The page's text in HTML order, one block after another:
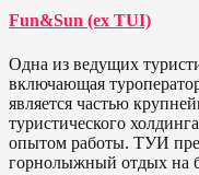
Fun&Sun (ex TUI)
Одна из ведущих
включающая
является частью
туристического
опытом работы. ТУИ
горнолыжный отдых на